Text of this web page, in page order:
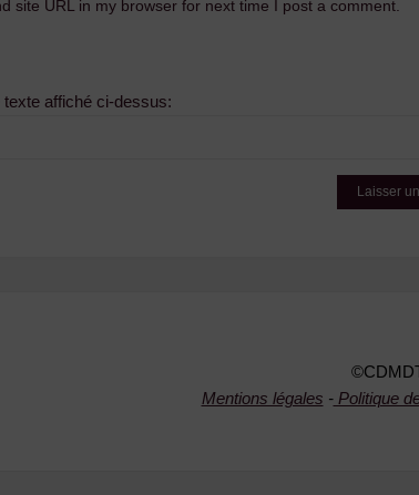
site URL in my browser for next time I post a comment.
affiché ci-dessus:
Mentions légales -Politique